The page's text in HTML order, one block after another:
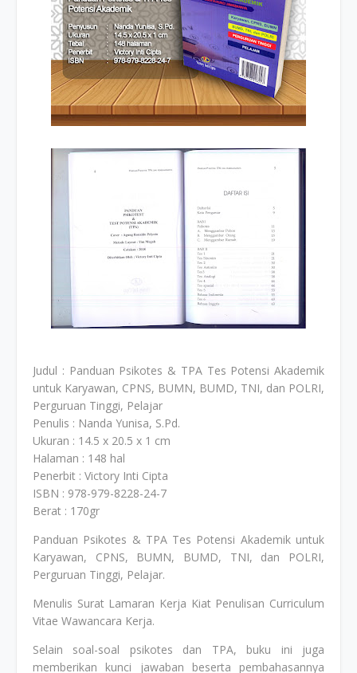
Judul : Panduan Psikotes & TPA Tes Potensi Akademik
untuk Karyawan, CPNS, BUMN, BUMD, TNI, dan POLRI,
Perguruan Tinggi, Pelajar
Penulis : Nanda Yunisa, S.Pd.
Ukuran : 14.5 x 20.5 x 1 cm
Halaman : 148 hal
Penerbit : Victory Inti Cipta
ISBN : 978-979-8228-24-7
Berat : 170gr
Panduan Psikotes & TPA Tes Potensi Akademik untuk
Karyawan, CPNS, BUMN, BUMD, TNI, dan POLRI,
Perguruan Tinggi, Pelajar.
Menulis Surat Lamaran Kerja Kiat Penulisan Curriculum
Vitae Wawancara Kerja.
Selain soal-soal psikotes dan TPA, buku ini juga
memberikan kunci jawaban beserta pembahasannya